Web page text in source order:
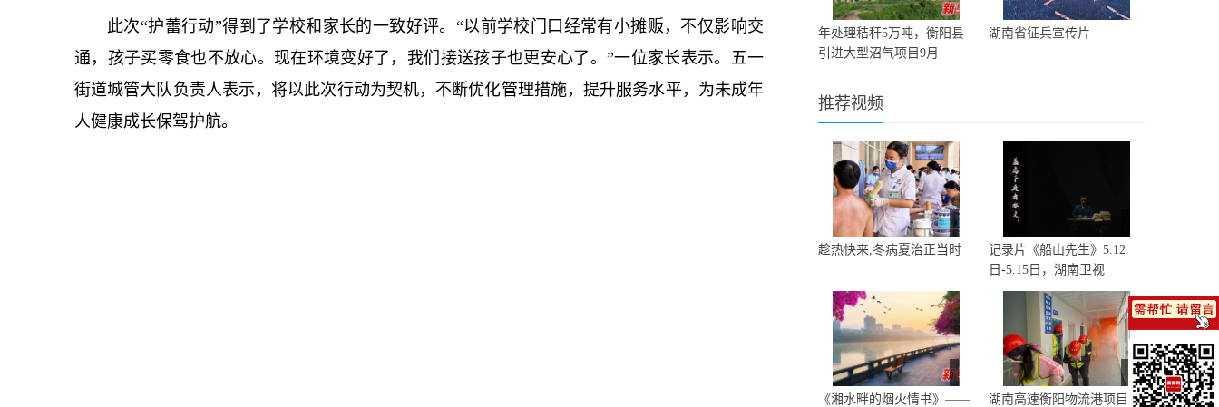
此次“护蕾行动”得到了学校和家长的一致好评。“以前学校门口经常有小摊贩，不仅影响交
通，孩子买零食也不放心。现在环境变好了，我们接送孩子也更安心了。”一位家长表示。五一
街道城管大队负责人表示，将以此次行动为契机，不断优化管理措施，提升服务水平，为未成年
人健康成长保驾护航。
年处理秸秆5万吨，衡阳县
引进大型沼气项目9月
湖南省征兵宣传片
推荐视频
趁热快来,冬病夏治正当时
记录片《船山先生》5.12
日-5.15日，湖南卫视
《湘水畔的烟火情书》—— 湖南高速衡阳物流港项目举